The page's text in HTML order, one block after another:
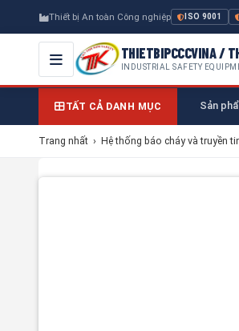
Thiết bị An toàn Công nghiệp ISO 9001
THIETBIPCCCVINA /
INDUSTRIAL SAFETY
TẤT CẢ DANH MỤC Sản
Trang nhất › Hệ thống báo cháy và truyền